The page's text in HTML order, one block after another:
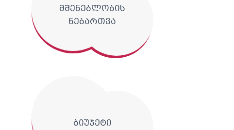
მშენებლობის
ნებართვა
ბიუჯეტი